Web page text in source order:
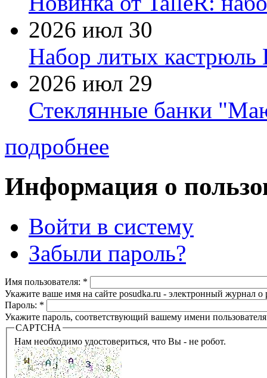
2026 июл 30
Набор литых кастрюль
2026 июл 29
Стеклянные банки
подробнее
Информация о
Войти в систему
Забыли пароль?
Имя пользователя: *
Укажите ваше имя на сайте posudka.ru - электронный журнал
Пароль: *
Укажите пароль, соответствующий вашему имени
CAPTCHA
Нам необходимо удостовериться, что Вы - не робот.